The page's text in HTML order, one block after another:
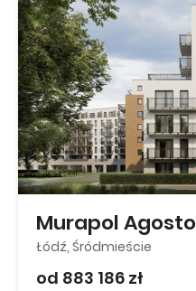
Murapol Agosto
Łódź, Śródmieście
od 883 186 zł